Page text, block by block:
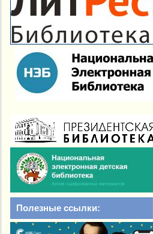
Полезные ссылки: